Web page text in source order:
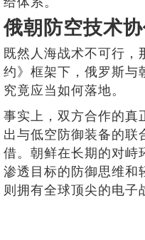
俄朝防空技术
既然人海战术不可行，
约》框架下，俄罗斯与
究竟应当如何落地。
事实上，双方合作的真
出与低空防御装备的联
借。朝鲜在长期的对峙
渗透目标的防御思维和
则拥有全球顶尖的电子